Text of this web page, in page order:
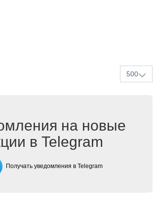
500
на новые
в Telegram
Получать уведомления в Telegram